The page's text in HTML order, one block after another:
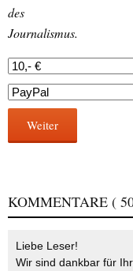
des
Journalismus.
Weiter
KOMMENTARE (
Liebe Leser!
Wir sind dankbar für